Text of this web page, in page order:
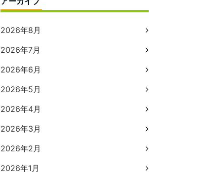
2026年8月
2026年7月
2026年6月
2026年5月
2026年4月
2026年3月
2026年2月
2026年1月